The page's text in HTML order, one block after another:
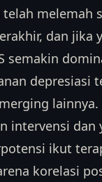
telah melemah
dan jika
semakin
depresiasi
lainnya.
intervensi dan
ikut
korelasi